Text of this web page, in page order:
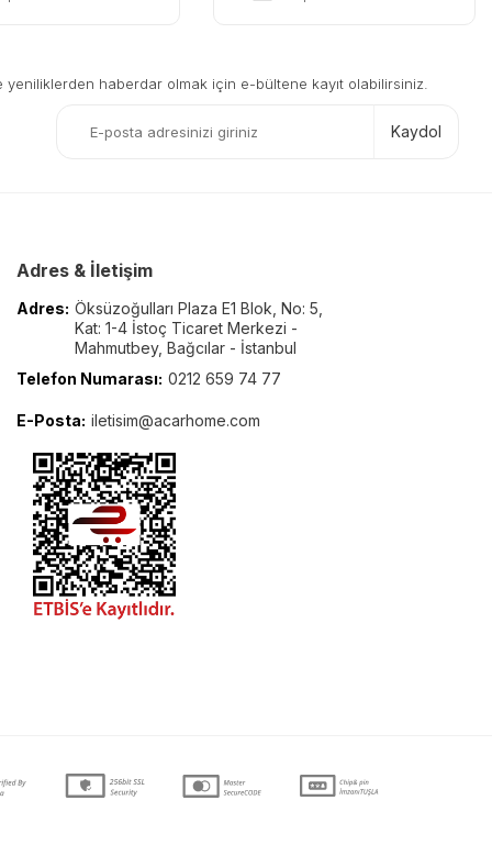
yeniliklerden haberdar olmak için e-bültene kayıt olabilirsiniz.
Kaydol
Adres & İletişim
Adres: Öksüzoğulları Plaza E1 Blok, No: 5,
Kat: 1-4 İstoç Ticaret Merkezi -
Mahmutbey, Bağcılar - İstanbul
Telefon Numarası: 0212 659 74 77
E-Posta: iletisim@acarhome.com